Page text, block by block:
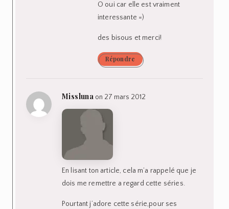
O oui car elle est vraiment
interessante =)
des bisous et merci!
Répondre
Missluna on 27 mars 2012
En lisant ton article, cela m’a rappelé que je
dois me remettre a regard cette séries.
Pourtant j’adore cette série,pour ses